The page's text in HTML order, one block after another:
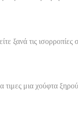
ξανά τις ισορροπίες
μια χούφτα